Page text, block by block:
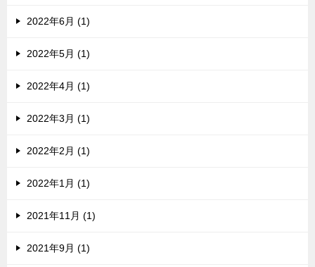
2022年6月 (1)
2022年5月 (1)
2022年4月 (1)
2022年3月 (1)
2022年2月 (1)
2022年1月 (1)
2021年11月 (1)
2021年9月 (1)